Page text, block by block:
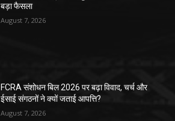
बड़ा फैसला
August 7, 2026
FCRA संशोधन बिल 2026 पर बढ़ा विवाद, चर्च और
ईसाई संगठनों ने क्यों जताई आपत्ति?
August 7, 2026